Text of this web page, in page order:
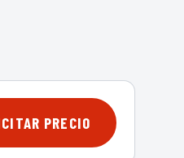
PRECIO